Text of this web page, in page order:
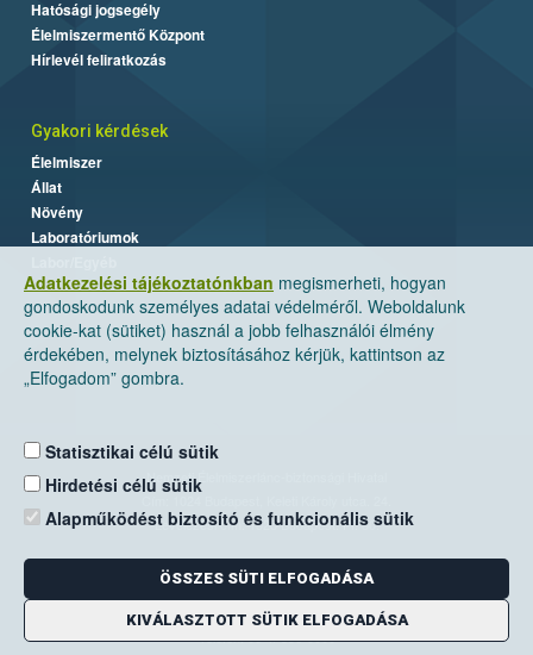
Adatkezelési tájékoztatónkban megismerheti, hogyan
gondoskodunk személyes adatai védelméről. Weboldalunk
cookie-kat (sütiket) használ a jobb felhasználói élmény
érdekében, melynek biztosításához kérjük, kattintson az
„Elfogadom” gombra.
Statisztikai célú sütik
Hirdetési célú sütik
Alapműködést biztosító és funkcionális sütik
ÖSSZES SÜTI ELFOGADÁSA
KIVÁLASZTOTT SÜTIK ELFOGADÁSA
Hatósági jogsegély
Élelmiszermentő Központ
Hírlevél feliratkozás
Gyakori kérdések
Élelmiszer
Állat
Növény
Laboratóriumok
Nemzeti Élelmiszerlánc-biztonsági Hivatal
Levelezési cím: 1525 Budapest. Pf. 30.
E-mail:ugyfelszolgalat@nebih.gov.hu
Zöld szám: 06-80/263-244
Telefon: 06-1/ 336-9000